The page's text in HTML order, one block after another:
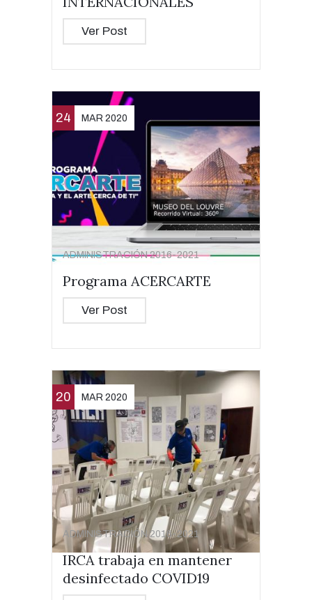
Ver Post
24 MAR 2020
ADMINISTRACIÓN 2016-2021
Programa ACERCARTE
Ver Post
20 MAR 2020
ADMINISTRACIÓN 2016-2021
IRCA trabaja en mantener
desinfectado COVID19